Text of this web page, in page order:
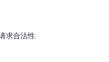
求合法性